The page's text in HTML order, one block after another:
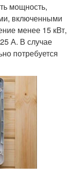
мощность,
включенными
менее 15 кВт,
А. В случае
потребуется